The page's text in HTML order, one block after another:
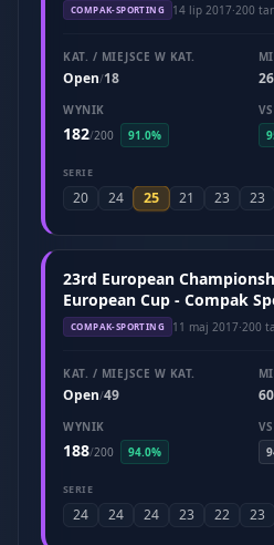
COMPAK-SPORTING 14 lip 2017·200
KAT. / MIEJSCE W KAT.
Open/18 26
WYNIK
182/200 91.0%
SERIE
20 24 25 21 23 23
23rd European
European Cup - Compak
2017)
COMPAK-SPORTING 11 maj 2017·200
KAT. / MIEJSCE W KAT.
Open/49 60
WYNIK
188/200 94.0%
SERIE
24 24 24 23 22 23